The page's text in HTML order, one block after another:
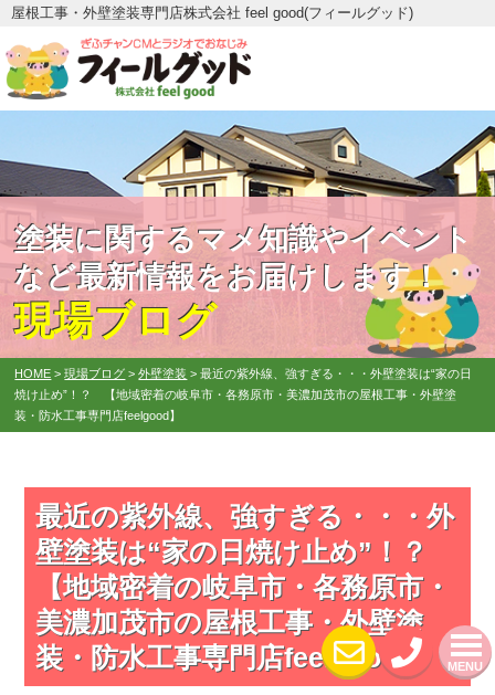
屋根工事・外壁塗装専門店株式会社 feel good(フィールグッド)
MENU
塗装に関するマメ知識やイベント
など最新情報をお届けします！
現場ブログ
HOME >現場ブログ >外壁塗装 >最近の紫外線、強すぎる・・・外壁塗装は“家の日
焼け止め”！？ 【地域密着の岐阜市・各務原市・美濃加茂市の屋根工事・外壁塗
装・防水工事専門店feelgood】
最近の紫外線、強すぎる・・・外
壁塗装は“家の日焼け止め”！？
【地域密着の岐阜市・各務原市・
美濃加茂市の屋根工事・外壁塗
装・防水工事専門店feelgood】